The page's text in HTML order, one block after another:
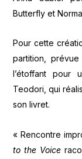
Butterfly et
Pour cette
partition,
l’étoffant pour
Teodori, qui
son livret.
« Rencontre
to the Voice